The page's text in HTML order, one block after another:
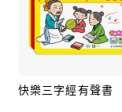
快樂三字經有聲書